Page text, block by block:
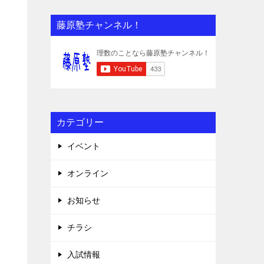
藤原塾チャンネル！
カテゴリー
イベント
オンライン
お知らせ
チラシ
入試情報